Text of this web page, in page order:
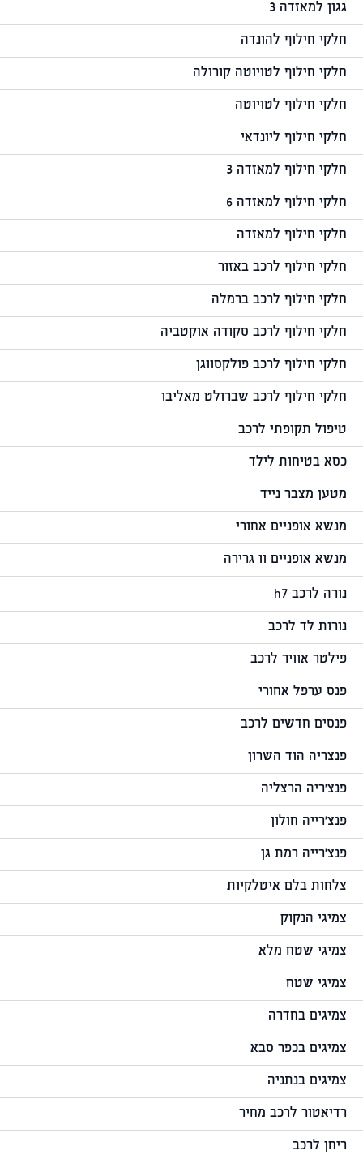
גגון למאזדה 3
חלקי חילוף להונדה
חלקי חילוף לטויוטה קורולה
חלקי חילוף לטויוטה
חלקי חילוף ליונדאי
חלקי חילוף למאזדה 3
חלקי חילוף למאזדה 6
חלקי חילוף למאזדה
חלקי חילוף לרכב באזור
חלקי חילוף לרכב ברמלה
חלקי חילוף לרכב סקודה אוקטביה
חלקי חילוף לרכב פולקסווגן
חלקי חילוף לרכב שברולט מאליבו
טיפול תקופתי לרכב
כסא בטיחות לילד
מטען מצבר נייד
מנשא אופניים אחורי
מנשא אופניים וו גרירה
נורה לרכב h7
נורות לד לרכב
פילטר אוויר לרכב
פנס ערפל אחורי
פנסים חדשים לרכב
פנצריה הוד השרון
פנצ'ריה הרצליה
פנצ'רייה חולון
פנצ'רייה רמת גן
צלחות בלם איטלקיות
צמיגי הנקוק
צמיגי שטח מלא
צמיגי שטח
צמיגים בחדרה
צמיגים בכפר סבא
צמיגים בנתניה
רדיאטור לרכב מחיר
ריחן לרכב